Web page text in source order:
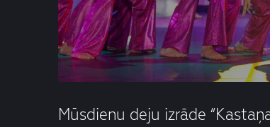
Mūsdienu deju izrāde